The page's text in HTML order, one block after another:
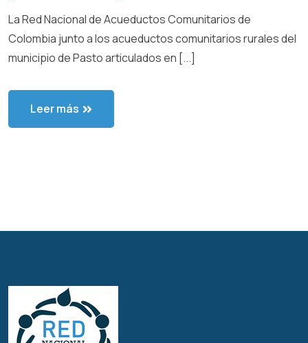
La Red Nacional de Acueductos Comunitarios de
Colombia junto a los acueductos comunitarios rurales del
municipio de Pasto articulados en [...]
Leer más